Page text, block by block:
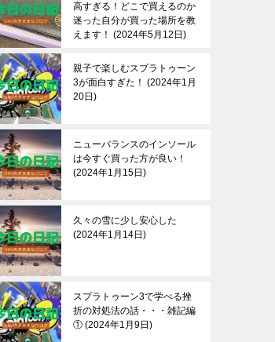
高すぎる！どこで買えるのか
迷った自分が買った場所を教
えます！
2024年5月12日
親子で楽しむスプラトゥーン
3が面白すぎた！
2024年1月
20日
ニューバランスのインソール
は今すぐ買った方が良い！
2024年1月15日
久々の雪に少し安心した
2024年1月14日
スプラトゥーン3で学べる挫
折の対処法の話・・・雑記編
① 2024年1月9日